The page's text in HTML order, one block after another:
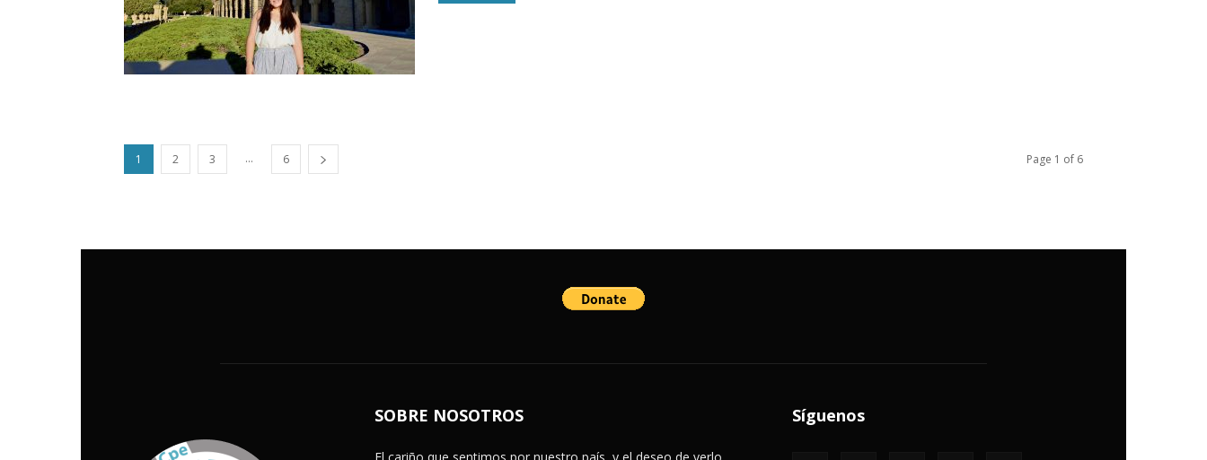
1 2 3 ... 6 Page 1 of 6
SOBRE NOSOTROS Síguenos